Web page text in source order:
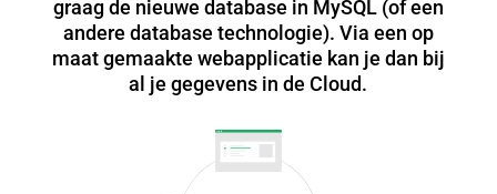
graag de nieuwe database in MySQL (of een
andere database technologie). Via een op
maat gemaakte webapplicatie kan je dan bij
al je gegevens in de Cloud.